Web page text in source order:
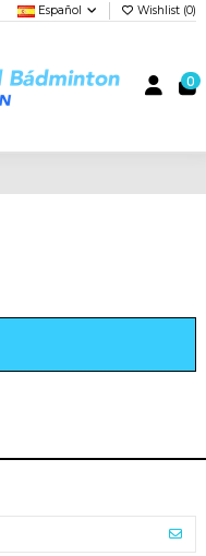
Español Wishlist (0)
0